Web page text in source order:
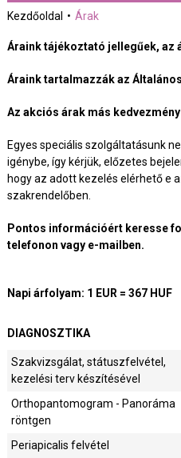
Kezdőoldal Árak
Áraink tájékoztató jellegűek, az
Áraink tartalmazzák az
Az akciós árak más
Egyes speciális szolgáltatásunk
igénybe, így kérjük, előzetes
hogy az adott kezelés elérhető e
szakrendelőben.
Pontos információért keresse
telefonon vagy e-mailben.
Napi árfolyam: 1 EUR = 367 HUF
DIAGNOSZTIKA
Szakvizsgálat, státuszfelvétel,
kezelési terv készítésével
Orthopantomogram - Panoráma
röntgen
Periapicalis felvétel